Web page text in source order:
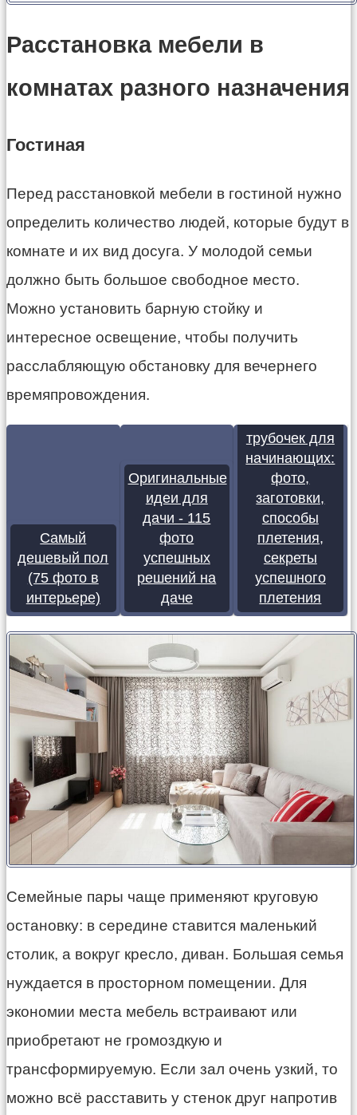
Расстановка мебели в
комнатах разного назначения
Гостиная
Перед расстановкой мебели в гостиной нужно
определить количество людей, которые будут в
комнате и их вид досуга. У молодой семьи
должно быть большое свободное место.
Можно установить барную стойку и
интересное освещение, чтобы получить
расслабляющую обстановку для вечернего
времяпровождения.
Самый
дешевый пол
(75 фото в
интерьере)
Оригинальные
идеи для
дачи - 115
фото
успешных
решений на
даче
трубочек для
начинающих:
фото,
заготовки,
способы
плетения,
секреты
успешного
плетения
Семейные пары чаще применяют круговую
остановку: в середине ставится маленький
столик, а вокруг кресло, диван. Большая семья
нуждается в просторном помещении. Для
экономии места мебель встраивают или
приобретают не громоздкую и
трансформируемую. Если зал очень узкий, то
можно всё расставить у стенок друг напротив